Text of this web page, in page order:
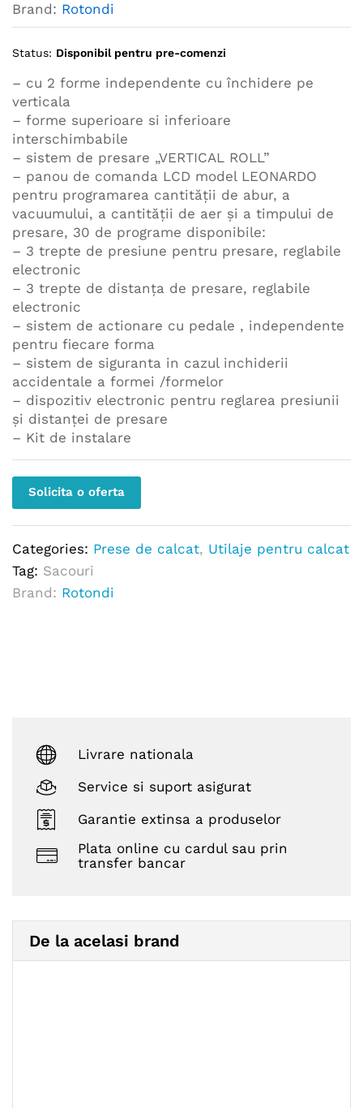
Brand: Rotondi
Status: Disponibil pentru pre-comenzi
– cu 2 forme independente cu închidere pe
verticala
– forme superioare si inferioare
interschimbabile
– sistem de presare „VERTICAL ROLL”
– panou de comanda LCD model LEONARDO
pentru programarea cantităţii de abur, a
vacuumului, a cantităţii de aer şi a timpului de
presare, 30 de programe disponibile:
– 3 trepte de presiune pentru presare, reglabile
electronic
– 3 trepte de distanţa de presare, reglabile
electronic
– sistem de actionare cu pedale , independente
pentru fiecare forma
– sistem de siguranta in cazul inchiderii
accidentale a formei /formelor
– dispozitiv electronic pentru reglarea presiunii
şi distanţei de presare
– Kit de instalare
Solicita o oferta
Categories: Prese de calcat, Utilaje pentru calcat
Tag: Sacouri
Brand: Rotondi
Livrare nationala
Service si suport asigurat
Garantie extinsa a produselor
Plata online cu cardul sau prin
transfer bancar
De la acelasi brand